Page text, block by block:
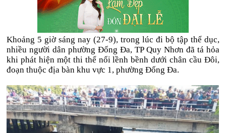
Khoảng 5 giờ sáng nay (27-9), trong lúc đi bộ tập thể dục,
nhiều người dân phường Đống Đa, TP Quy Nhơn đã tá hỏa
khi phát hiện một thi thể nổi lềnh bềnh dưới chân cầu Đôi,
đoạn thuộc địa bàn khu vực 1, phường Đống Đa.